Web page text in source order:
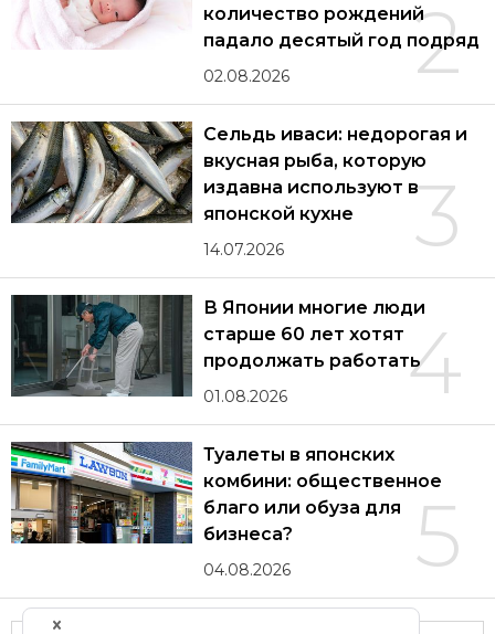
2
количество рождений
падало десятый год подряд
02.08.2026
3
Сельдь иваси: недорогая и
вкусная рыба, которую
издавна используют в
японской кухне
14.07.2026
4
В Японии многие люди
старше 60 лет хотят
продолжать работать
01.08.2026
5
Туалеты в японских
комбини: общественное
благо или обуза для
бизнеса?
04.08.2026